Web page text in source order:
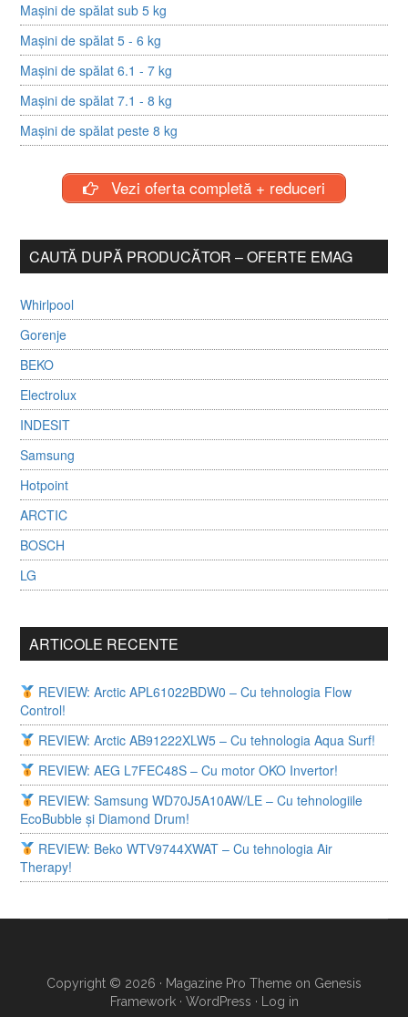
Mașini de spălat sub 5 kg
Mașini de spălat 5 - 6 kg
Mașini de spălat 6.1 - 7 kg
Mașini de spălat 7.1 - 8 kg
Mașini de spălat peste 8 kg
Vezi oferta completă + reduceri
CAUTĂ DUPĂ PRODUCĂTOR – OFERTE EMAG
Whirlpool
Gorenje
BEKO
Electrolux
INDESIT
Samsung
Hotpoint
ARCTIC
BOSCH
LG
ARTICOLE RECENTE
REVIEW: Arctic APL61022BDW0 – Cu tehnologia Flow
Control!
REVIEW: Arctic AB91222XLW5 – Cu tehnologia Aqua Surf!
REVIEW: AEG L7FEC48S – Cu motor OKO Invertor!
REVIEW: Samsung WD70J5A10AW/LE – Cu tehnologiile
EcoBubble și Diamond Drum!
REVIEW: Beko WTV9744XWAT – Cu tehnologia Air
Therapy!
Copyright © 2026 · Magazine Pro Theme on Genesis
Framework· WordPress · Log in